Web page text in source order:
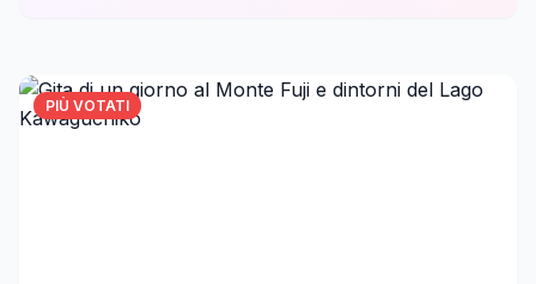
PIÙ VOTATI